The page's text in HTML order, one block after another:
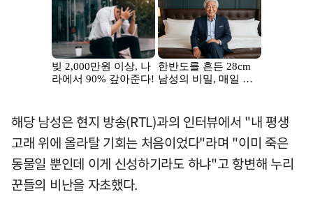
해당 남성은 현지 방송(RTL)과의 인터뷰에서 "내 평생
고래 위에 올라탈 기회는 처음이었다"라며 "이미 죽은
동물일 뿐인데 이게 신성하기라도 하냐"고 항변해 누리
꾼들의 비난을 자초했다.